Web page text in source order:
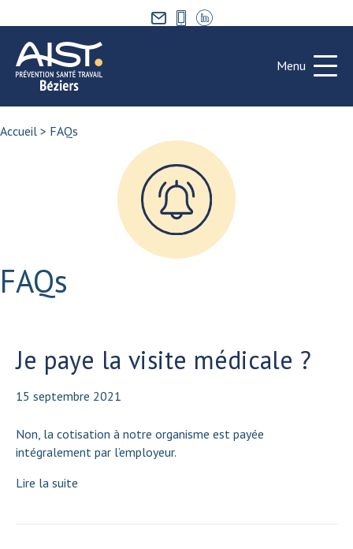
Menu
Accueil > FAQs
FAQs
Je paye la visite médicale ?
15 septembre 2021
Non, la cotisation à notre organisme est payée
intégralement par l’employeur.
Lire la suite